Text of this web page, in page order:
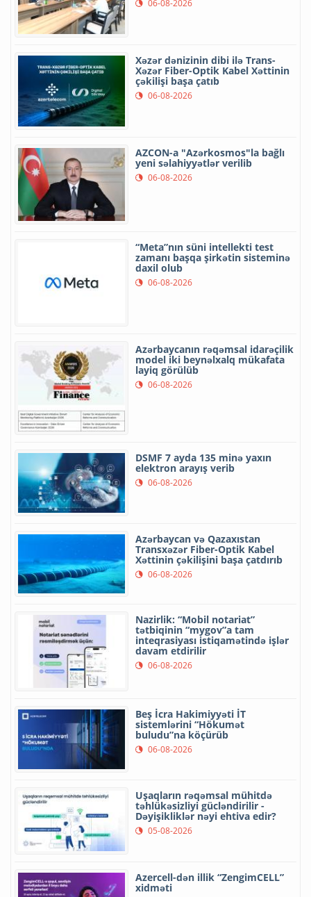
06-08-2026
Xəzər dənizinin dibi ilə Trans-
Xəzər Fiber-Optik Kabel Xəttinin
çəkilişi başa çatıb
06-08-2026
AZCON-a "Azərkosmos"la bağlı
yeni səlahiyyətlər verilib
06-08-2026
“Meta”nın süni intellekti test
zamanı başqa şirkətin sisteminə
daxil olub
06-08-2026
Azərbaycanın rəqəmsal idarəçilik
model iki beynəlxalq mükafata
layiq görülüb
06-08-2026
DSMF 7 ayda 135 minə yaxın
elektron arayış verib
06-08-2026
Azərbaycan və Qazaxıstan
Transxəzər Fiber-Optik Kabel
Xəttinin çəkilişini başa çatdırıb
06-08-2026
Nazirlik: “Mobil notariat”
tətbiqinin “mygov”a tam
inteqrasiyası istiqamətində işlər
davam etdirilir
06-08-2026
Beş İcra Hakimiyyəti İT
sistemlərini “Hökumət
buludu”na köçürüb
06-08-2026
Uşaqların rəqəmsal mühitdə
təhlükəsizliyi gücləndirilir -
Dəyişikliklər nəyi ehtiva edir?
05-08-2026
Azercell-dən illik “ZengimCELL”
xidməti